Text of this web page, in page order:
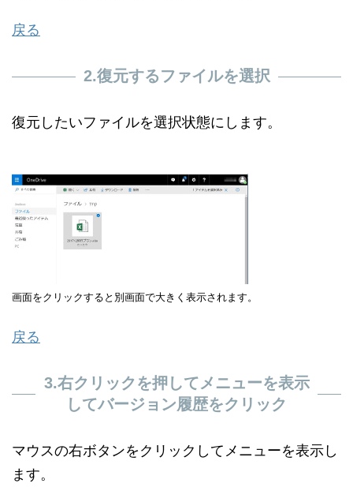
戻る
2.復元するファイルを選択
復元したいファイルを選択状態にします。
画面をクリックすると別画面で大きく表示されます。
戻る
3.右クリックを押してメニューを表示
してバージョン履歴をクリック
マウスの右ボタンをクリックしてメニューを表示し
ます。